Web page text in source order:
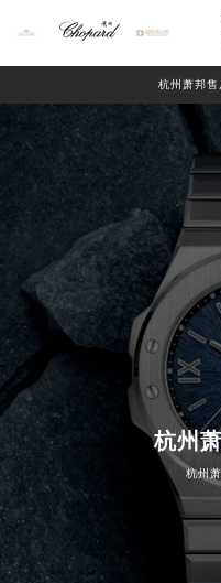
杭州萧邦售
杭州
杭州
心介绍 联系我们